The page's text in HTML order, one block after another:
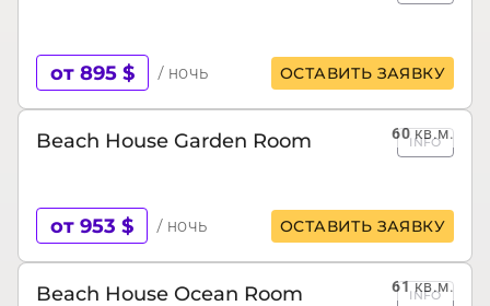
от 895 $ / ночь ОСТАВИТЬ ЗАЯВКУ
60кв.м.
Beach House Garden Room INFO
от 953 $ / ночь ОСТАВИТЬ ЗАЯВКУ
61кв.м.
Beach House Ocean Room INFO